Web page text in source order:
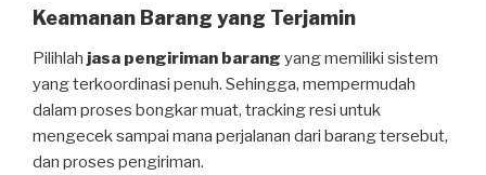
Keamanan Barang yang Terjamin
Pilihlah jasa pengiriman barang yang memiliki sistem
yang terkoordinasi penuh. Sehingga, mempermudah
dalam proses bongkar muat, tracking resi untuk
mengecek sampai mana perjalanan dari barang tersebut,
dan proses pengiriman.